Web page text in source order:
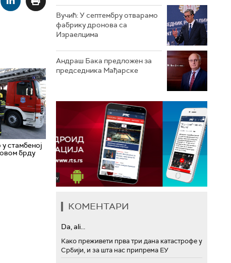
стамбеној
брду
Вучић: У септембру отварамо
фабрику дронова са
Израелцима
Андраш Бакa предложен за
председника Мађарске
КОМЕНТАРИ
Da, ali...
Како преживети прва три дана катастрофе у
Србији, и за шта нас припрема ЕУ